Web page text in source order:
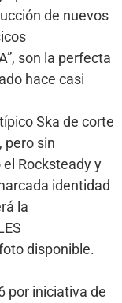
de nuevos
son la perfecta
hace casi
Ska de corte
pero sin
Rocksteady y
identidad
la
por iniciativa de